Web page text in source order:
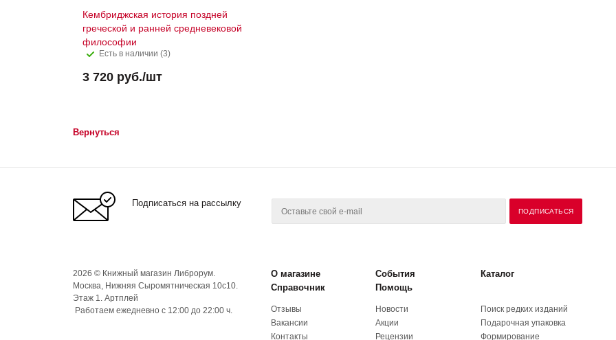
Кембриджская история поздней
греческой и ранней средневековой
философии
Есть в наличии (3)
3 720 руб./шт
Вернуться
Подписаться на рассылку
2026 © Книжный магазин Либрорум.
Москва, Нижняя Сыромятническая 10с10.
Этаж 1. Артплей
Работаем ежедневно с 12:00 до 22:00 ч.
О магазине События
Каталог
Справочник
Помощь
Отзывы
Вакансии
Контакты
Новости
Акции
Рецензии
Поиск редких изданий
Подарочная упаковка
Формирование